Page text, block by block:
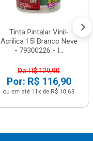
Tinta Pintalar Vinil-
Acrílica 15l Branco Neve
- 79300226 - I...
De: R$ 129,90
Por: R$ 116,90
ou em até 11x de R$ 10,63